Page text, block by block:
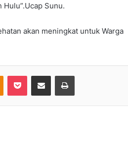
Sunu.
akan meningkat untuk Warga
Odnoklassniki
Pocket Share via Email Print